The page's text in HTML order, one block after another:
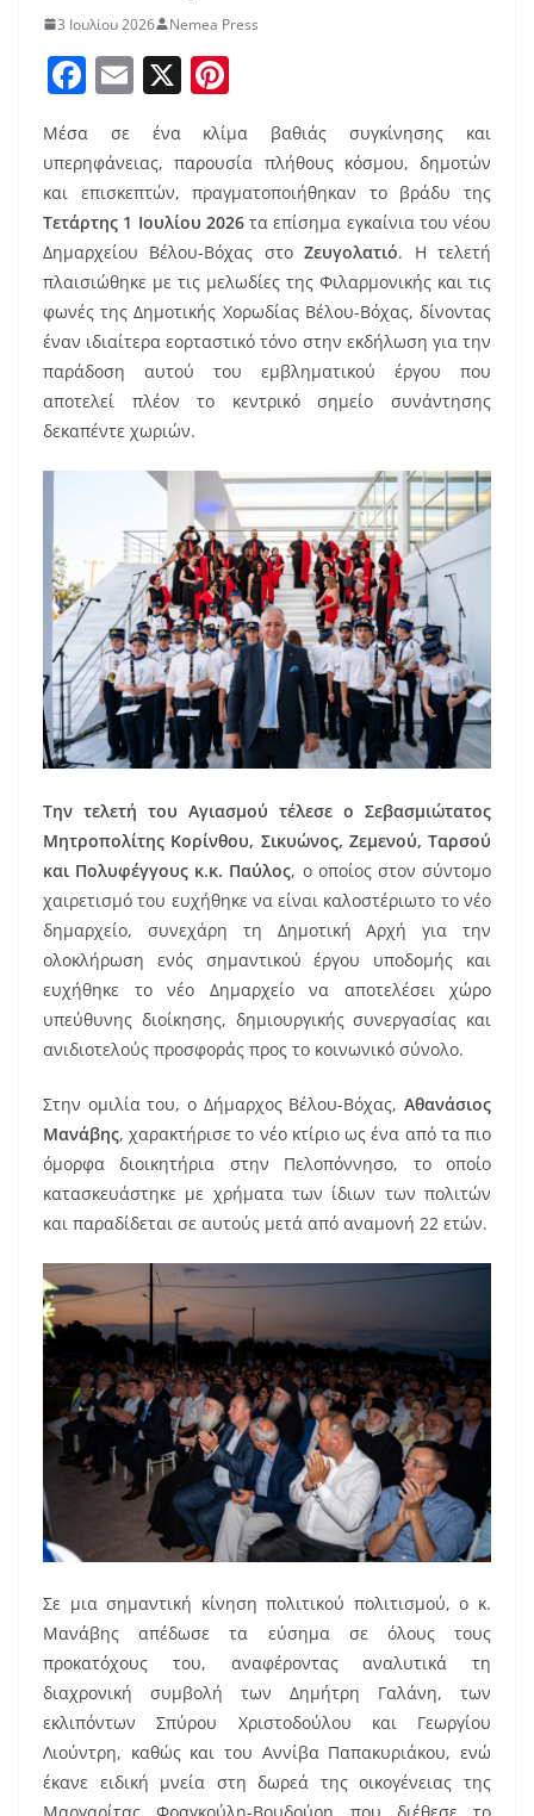
3 Ιουλίου 2026 Nemea Press
F
c
e
b
o
o
k
E
m
ai
l
X
er
e
st
Μέσα σε ένα κλίμα βαθιάς συγκίνησης και
υπερηφάνειας, παρουσία πλήθους κόσμου, δημοτών
και επισκεπτών, πραγματοποιήθηκαν το βράδυ της
Τετάρτης 1 Ιουλίου 2026 τα επίσημα εγκαίνια του νέου
Δημαρχείου Βέλου-Βόχας στοΖευγολατιό. Η τελετή
πλαισιώθηκε με τις μελωδίες της Φιλαρμονικής και τις
φωνές της Δημοτικής Χορωδίας Βέλου-Βόχας, δίνοντας
έναν ιδιαίτερα εορταστικό τόνο στην εκδήλωση για την
παράδοση αυτού του εμβληματικού έργου που
αποτελεί πλέον το κεντρικό σημείο συνάντησης
δεκαπέντε χωριών.
Την τελετή του Αγιασμού τέλεσε ο Σεβασμιώτατος
Μητροπολίτης Κορίνθου, Σικυώνος, Ζεμενού, Ταρσού
και Πολυφέγγους κ.κ. Παύλος, ο οποίος στον σύντομο
χαιρετισμό του ευχήθηκε να είναι καλοστέριωτο το νέο
δημαρχείο, συνεχάρη τη Δημοτική Αρχή για την
ολοκλήρωση ενός σημαντικού έργου υποδομής και
ευχήθηκε το νέο Δημαρχείο να αποτελέσει χώρο
υπεύθυνης διοίκησης, δημιουργικής συνεργασίας και
ανιδιοτελούς προσφοράς προς το κοινωνικό σύνολο.
Στην ομιλία του, ο Δήμαρχος Βέλου-Βόχας, Αθανάσιος
Μανάβης, χαρακτήρισε το νέο κτίριο ως ένα από τα πιο
όμορφα διοικητήρια στην Πελοπόννησο, το οποίο
κατασκευάστηκε με χρήματα των ίδιων των πολιτών
και παραδίδεται σε αυτούς μετά από αναμονή 22 ετών.
Σε μια σημαντική κίνηση πολιτικού πολιτισμού, ο κ.
Μανάβης απέδωσε τα εύσημα σε όλους τους
προκατόχους του, αναφέροντας αναλυτικά τη
διαχρονική συμβολή των Δημήτρη Γαλάνη, των
εκλιπόντων Σπύρου Χριστοδούλου και Γεωργίου
Λιούντρη, καθώς και του Αννίβα Παπακυριάκου, ενώ
έκανε ειδική μνεία στη δωρεά της οικογένειας της